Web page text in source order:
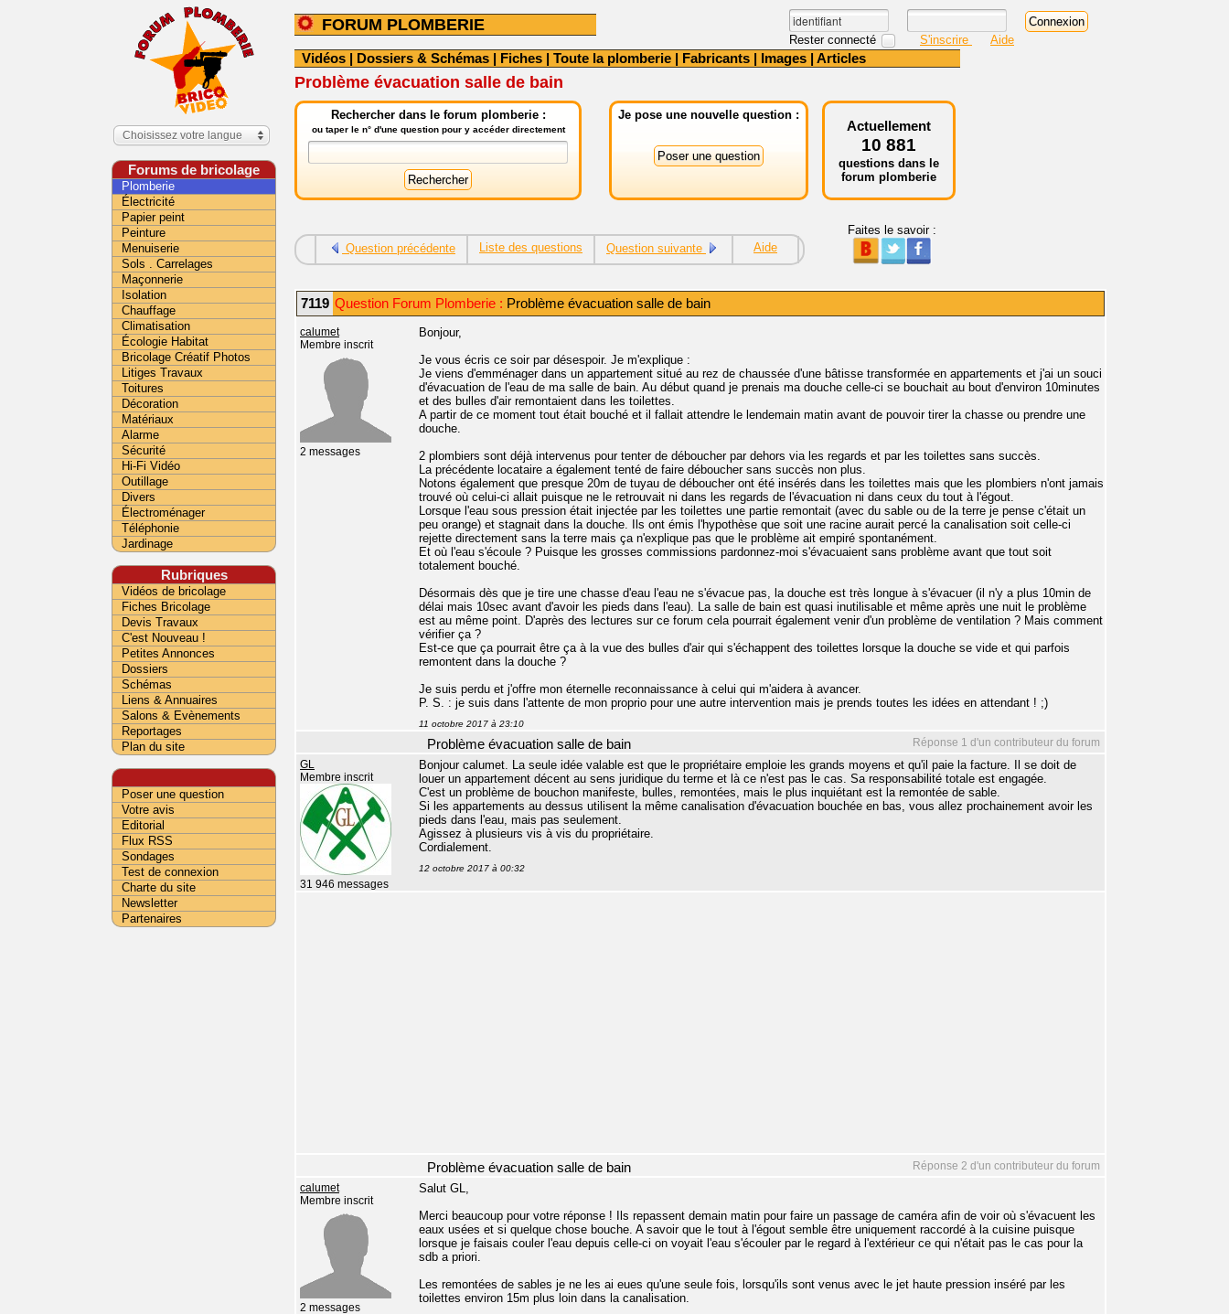
FORUM PLOMBERIE
Rester connecté S'inscrire Aide
Vidéos | Dossiers & Schémas | Fiches | Toute la plomberie | Fabricants | Images | Articles
Problème évacuation salle de bain
Rechercher dans le forum plomberie :
ou taper le n° d'une question pour y accéder directement
Je pose une nouvelle question :
Actuellement
10 881
questions dans le
forum plomberie
Question précédente Liste des questions Question suivante Aide
Faites le savoir :
7119 Question Forum Plomberie : Problème évacuation salle de bain
calumet
Membre inscrit
2 messages
Bonjour,
Je vous écris ce soir par désespoir. Je m'explique :
Je viens d'emménager dans un appartement situé au rez de chaussée d'une bâtisse transformée en appartements et j'ai un souci
d'évacuation de l'eau de ma salle de bain. Au début quand je prenais ma douche celle-ci se bouchait au bout d'environ 10minutes
et des bulles d'air remontaient dans les toilettes.
A partir de ce moment tout était bouché et il fallait attendre le lendemain matin avant de pouvoir tirer la chasse ou prendre une
douche.
2 plombiers sont déjà intervenus pour tenter de déboucher par dehors via les regards et par les toilettes sans succès.
La précédente locataire a également tenté de faire déboucher sans succès non plus.
Notons également que presque 20m de tuyau de déboucher ont été insérés dans les toilettes mais que les plombiers n'ont jamais
trouvé où celui-ci allait puisque ne le retrouvait ni dans les regards de l'évacuation ni dans ceux du tout à l'égout.
Lorsque l'eau sous pression était injectée par les toilettes une partie remontait (avec du sable ou de la terre je pense c'était un
peu orange) et stagnait dans la douche. Ils ont émis l'hypothèse que soit une racine aurait percé la canalisation soit celle-ci
rejette directement sans la terre mais ça n'explique pas que le problème ait empiré spontanément.
Et où l'eau s'écoule ? Puisque les grosses commissions pardonnez-moi s'évacuaient sans problème avant que tout soit
totalement bouché.
Désormais dès que je tire une chasse d'eau l'eau ne s'évacue pas, la douche est très longue à s'évacuer (il n'y a plus 10min de
délai mais 10sec avant d'avoir les pieds dans l'eau). La salle de bain est quasi inutilisable et même après une nuit le problème
est au même point. D'après des lectures sur ce forum cela pourrait également venir d'un problème de ventilation ? Mais comment
vérifier ça ?
Est-ce que ça pourrait être ça à la vue des bulles d'air qui s'échappent des toilettes lorsque la douche se vide et qui parfois
remontent dans la douche ?
Je suis perdu et j'offre mon éternelle reconnaissance à celui qui m'aidera à avancer.
P. S. : je suis dans l'attente de mon proprio pour une autre intervention mais je prends toutes les idées en attendant ! ;)
11 octobre 2017 à 23:10
Réponse 1 d'un contributeur du forum
Problème évacuation salle de bain
GL
Membre inscrit
31 946 messages
Bonjour calumet. La seule idée valable est que le propriétaire emploie les grands moyens et qu'il paie la facture. Il se doit de
louer un appartement décent au sens juridique du terme et là ce n'est pas le cas. Sa responsabilité totale est engagée.
C'est un problème de bouchon manifeste, bulles, remontées, mais le plus inquiétant est la remontée de sable.
Si les appartements au dessus utilisent la même canalisation d'évacuation bouchée en bas, vous allez prochainement avoir les
pieds dans l'eau, mais pas seulement.
Agissez à plusieurs vis à vis du propriétaire.
Cordialement.
12 octobre 2017 à 00:32
Réponse 2 d'un contributeur du forum
Problème évacuation salle de bain
calumet
Membre inscrit
2 messages
Salut GL,
Merci beaucoup pour votre réponse ! Ils repassent demain matin pour faire un passage de caméra afin de voir où s'évacuent les
eaux usées et si quelque chose bouche. A savoir que le tout à l'égout semble être uniquement raccordé à la cuisine puisque
lorsque je faisais couler l'eau depuis celle-ci on voyait l'eau s'écouler par le regard à l'extérieur ce qui n'était pas le cas pour la
sdb a priori.
Les remontées de sables je ne les ai eues qu'une seule fois, lorsqu'ils sont venus avec le jet haute pression inséré par les
toilettes environ 15m plus loin dans la canalisation.
Choisissez votre langue
Forums de bricolage
Plomberie
Électricité
Papier peint
Peinture
Menuiserie
Sols . Carrelages
Maçonnerie
Isolation
Chauffage
Climatisation
Écologie Habitat
Bricolage Créatif Photos
Litiges Travaux
Toitures
Décoration
Matériaux
Alarme
Sécurité
Hi-Fi Vidéo
Outillage
Divers
Électroménager
Téléphonie
Jardinage
Rubriques
Vidéos de bricolage
Fiches Bricolage
Devis Travaux
C'est Nouveau !
Petites Annonces
Dossiers
Schémas
Liens & Annuaires
Salons & Evènements
Reportages
Plan du site
Poser une question
Votre avis
Editorial
Flux RSS
Sondages
Test de connexion
Charte du site
Newsletter
Partenaires